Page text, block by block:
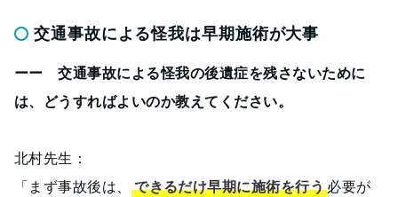
交通事故による怪我は早期施術が大事
ーー 交通事故による怪我の後遺症を残さないために
は、どうすればよいのか教えてください。
北村先生：
「まず事故後は、
できるだけ早期に施術を行う必要が